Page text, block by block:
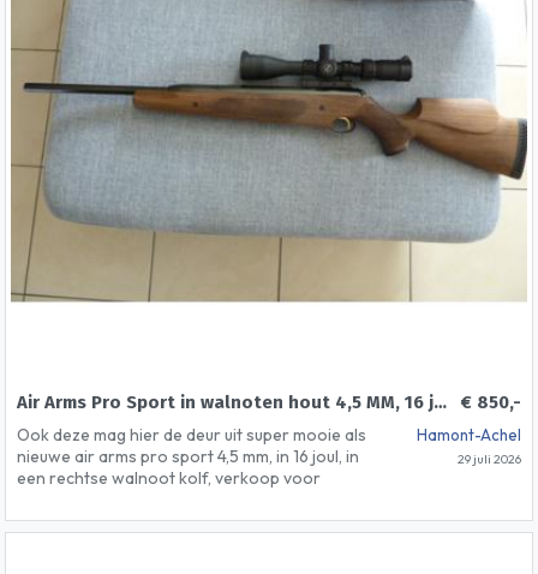
Zie ook mijn andere advertenties voor
luchtbuksen en schietsport.
Diverse modellen te koop, wegens inkrimpen
verzameling mogen deze weg.
Met vriendelijke groet, Peter
€ 850,-
Air Arms Pro Sport in walnoten hout 4,5 MM, 16 joul
Hamont-Achel
29 juli 2026
Ook deze mag hier de deur uit super mooie als
nieuwe air arms pro sport 4,5 mm, in 16 joul, in
een rechtse walnoot kolf, verkoop voor